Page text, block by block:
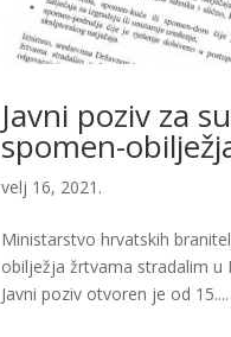
Javni poziv za
spomen-
velj 16, 2021.
Ministarstvo hrvatskih
obilježja žrtvama stradalim
Javni poziv otvoren je od 15....